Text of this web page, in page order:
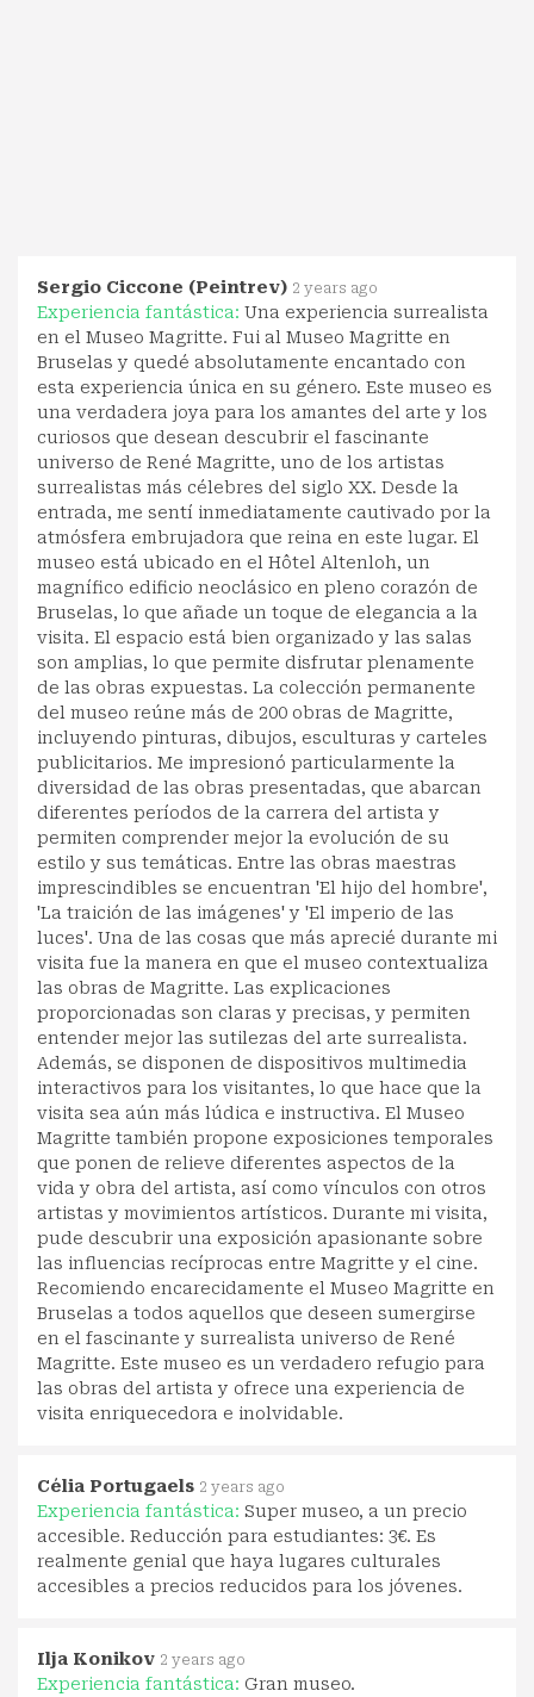
Sergio Ciccone (Peintrev) 2 years ago
Experiencia fantástica: Una experiencia surrealista
en el Museo Magritte. Fui al Museo Magritte en
Bruselas y quedé absolutamente encantado con
esta experiencia única en su género. Este museo es
una verdadera joya para los amantes del arte y los
curiosos que desean descubrir el fascinante
universo de René Magritte, uno de los artistas
surrealistas más célebres del siglo XX. Desde la
entrada, me sentí inmediatamente cautivado por la
atmósfera embrujadora que reina en este lugar. El
museo está ubicado en el Hôtel Altenloh, un
magnífico edificio neoclásico en pleno corazón de
Bruselas, lo que añade un toque de elegancia a la
visita. El espacio está bien organizado y las salas
son amplias, lo que permite disfrutar plenamente
de las obras expuestas. La colección permanente
del museo reúne más de 200 obras de Magritte,
incluyendo pinturas, dibujos, esculturas y carteles
publicitarios. Me impresionó particularmente la
diversidad de las obras presentadas, que abarcan
diferentes períodos de la carrera del artista y
permiten comprender mejor la evolución de su
estilo y sus temáticas. Entre las obras maestras
imprescindibles se encuentran 'El hijo del hombre',
'La traición de las imágenes' y 'El imperio de las
luces'. Una de las cosas que más aprecié durante mi
visita fue la manera en que el museo contextualiza
las obras de Magritte. Las explicaciones
proporcionadas son claras y precisas, y permiten
entender mejor las sutilezas del arte surrealista.
Además, se disponen de dispositivos multimedia
interactivos para los visitantes, lo que hace que la
visita sea aún más lúdica e instructiva. El Museo
Magritte también propone exposiciones temporales
que ponen de relieve diferentes aspectos de la
vida y obra del artista, así como vínculos con otros
artistas y movimientos artísticos. Durante mi visita,
pude descubrir una exposición apasionante sobre
las influencias recíprocas entre Magritte y el cine.
Recomiendo encarecidamente el Museo Magritte en
Bruselas a todos aquellos que deseen sumergirse
en el fascinante y surrealista universo de René
Magritte. Este museo es un verdadero refugio para
las obras del artista y ofrece una experiencia de
visita enriquecedora e inolvidable.
Célia Portugaels 2 years ago
Experiencia fantástica: Super museo, a un precio
accesible. Reducción para estudiantes: 3€. Es
realmente genial que haya lugares culturales
accesibles a precios reducidos para los jóvenes.
Ilja Konikov 2 years ago
Experiencia fantástica: Gran museo.